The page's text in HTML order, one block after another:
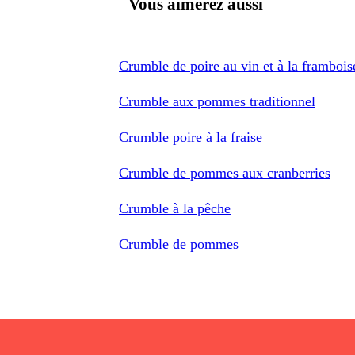
Crumble de poire au vin et à la
Crumble aux pommes traditionnel
Crumble poire à la fraise
Crumble de pommes aux cranberries
Crumble à la pêche
Crumble de pommes